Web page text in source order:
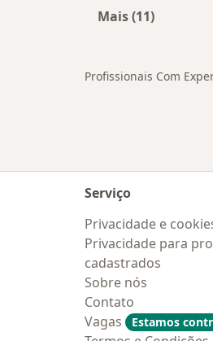
Mais (11)
Profissionais Com
Serviço
Privacidade e
Privacidade para
cadastrados
Sobre nós
Contato
Vagas
Estamos